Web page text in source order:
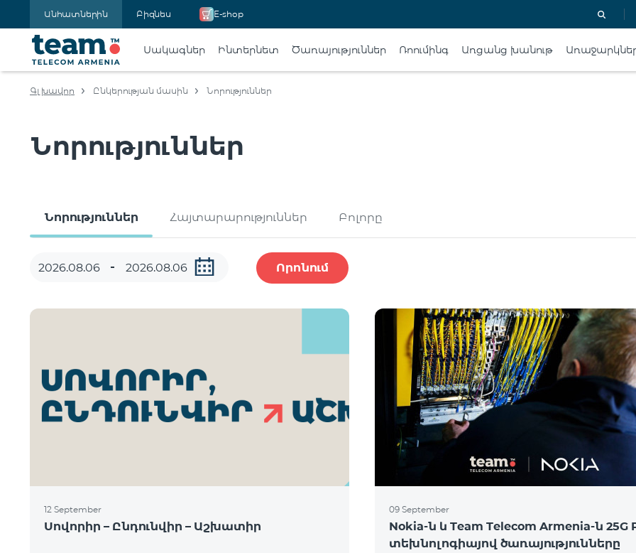
Անհատներին Բիզնես E-shop
Սակագներ Ինտերնետ Ծառայություններ Ռոումինգ Առցանց խանութ
Գլխավոր Ընկերության մասին Նորություններ
Նորություններ
Նորություններ Հայտարարություններ Բոլորը
Որոնում
12 September
Սովորիր – Ընդունվիր – Աշխատիր
09 September
Nokia-ն և Team Telecom Armenia-ն 25G
տեխնոլոգիայով ծառայությունները